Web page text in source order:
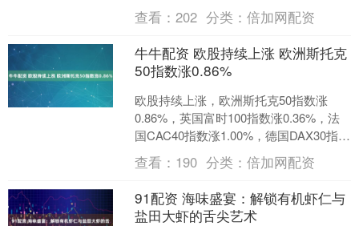
公司（作为被告）已接获香港特别行政
区高等法院于2....
查看：202 分类：倍加网配资
牛牛配资 欧股持续上涨 欧洲斯托克
50指数涨0.86%
欧股持续上涨，欧洲斯托克50指数涨
0.86%，英国富时100指数涨0.36%，法
国CAC40指数涨1.00%，德国DAX30指数
涨0.49%，富时意大利MIB指....
查看： 190 分类：倍加网配资
91配资 海味盛宴：解锁有机虾仁与
盐田大虾的舌尖艺术